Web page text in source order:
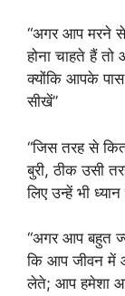
“अगर आप मरने
होना चाहते हैं
क्योंकि आपके
सीखें”
“जिस तरह से
बुरी, ठीक उसी
लिए उन्हें भी
“अगर आप बहुत
कि आप जीवन में
लेते; आप हमेशा